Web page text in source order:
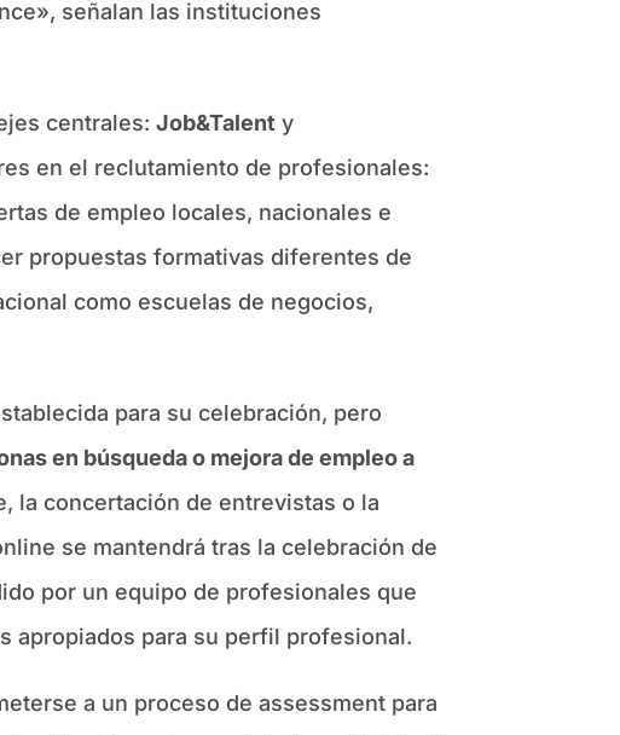
señalan las instituciones
centrales:Job&Talent y
en el reclutamiento de profesionales:
de empleo locales, nacionales e
propuestas formativas diferentes de
como escuelas de negocios,
para su celebración, pero
en búsqueda o mejora de empleo a
la concertación de entrevistas o la
se mantendrá tras la celebración de
por un equipo de profesionales que
apropiados para su perfil profesional.
a un proceso de assessment para